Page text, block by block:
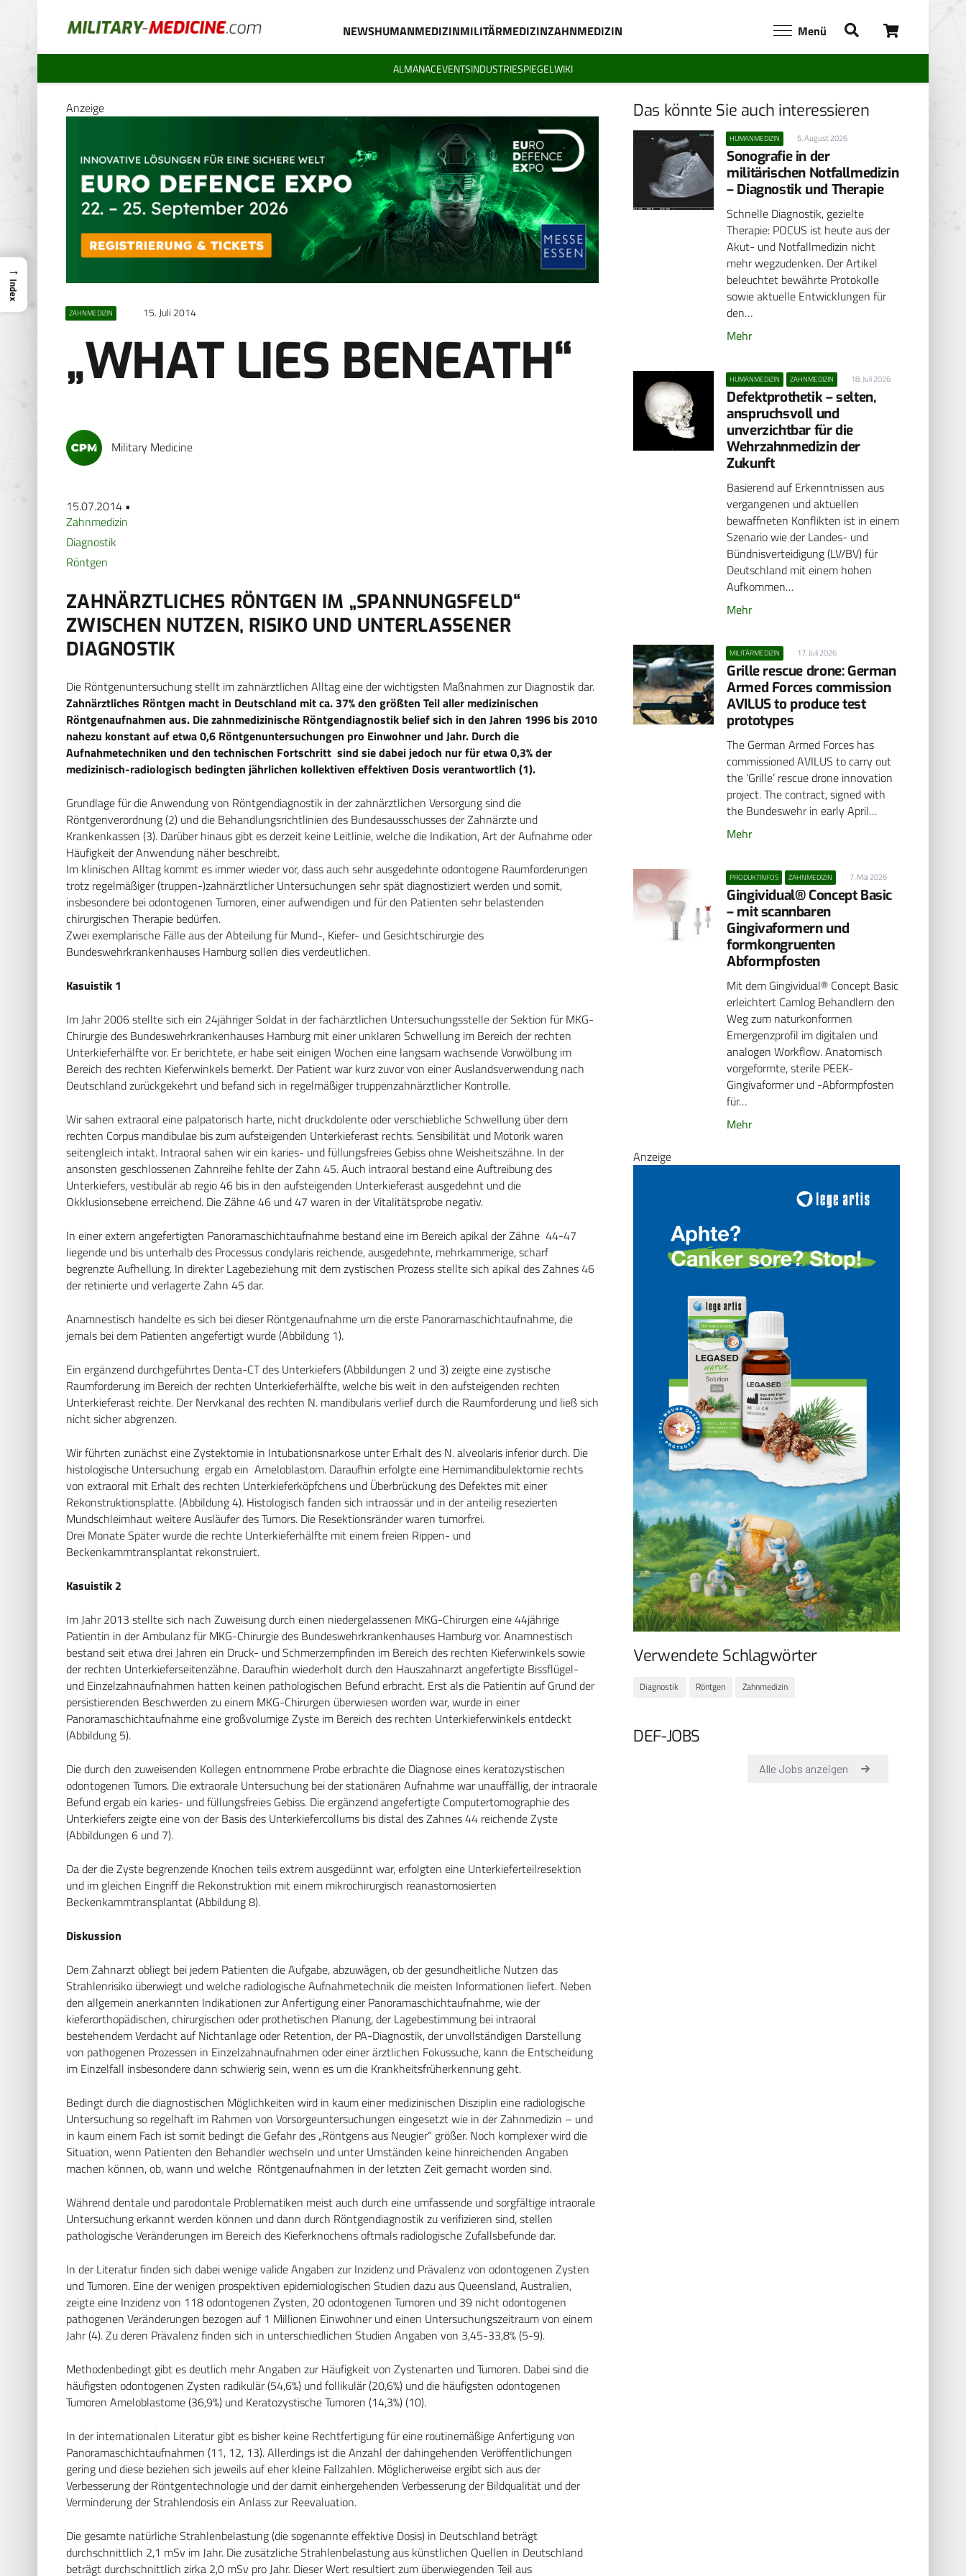
NEWSHUMANMEDIZINMILITÄRMEDIZINZAHNMEDIZIN Menü
ALMANACEVENTSINDUSTRIESPIEGELWIKI
Anzeige
ZAHNMEDIZIN 15. Juli 2014
„WHAT LIES BENEATH“
Military Medicine
15.07.2014 •
Zahnmedizin
Diagnostik
Röntgen
ZAHNÄRZTLICHES RÖNTGEN IM „SPANNUNGSFELD“
ZWISCHEN NUTZEN, RISIKO UND UNTERLASSENER
DIAGNOSTIK
Die Röntgenuntersuchung stellt im zahnärztlichen Alltag eine der wichtigsten Maßnahmen zur Diagnostik dar.
Zahnärztliches Röntgen macht in Deutschland mit ca. 37% den größten Teil aller medizinischen
Röntgenaufnahmen aus. Die zahnmedizinische Röntgendiagnostik belief sich in den Jahren 1996 bis 2010
nahezu konstant auf etwa 0,6 Röntgenuntersuchungen pro Einwohner und Jahr. Durch die
Aufnahmetechniken und den technischen Fortschritt sind sie dabei jedoch nur für etwa 0,3% der
medizinisch-radiologisch bedingten jährlichen kollektiven effektiven Dosis verantwortlich (1).
Grundlage für die Anwendung von Röntgendiagnostik in der zahnärztlichen Versorgung sind die
Röntgenverordnung (2) und die Behandlungsrichtlinien des Bundesausschusses der Zahnärzte und
Krankenkassen (3). Darüber hinaus gibt es derzeit keine Leitlinie, welche die Indikation, Art der Aufnahme oder
Häufigkeit der Anwendung näher beschreibt.
Im klinischen Alltag kommt es immer wieder vor, dass auch sehr ausgedehnte odontogene Raumforderungen
trotz regelmäßiger (truppen-)zahnärztlicher Untersuchungen sehr spät diagnostiziert werden und somit,
insbesondere bei odontogenen Tumoren, einer aufwendigen und für den Patienten sehr belastenden
chirurgischen Therapie bedürfen.
Zwei exemplarische Fälle aus der Abteilung für Mund-, Kiefer- und Gesichtschirurgie des
Bundeswehrkrankenhauses Hamburg sollen dies verdeutlichen.
Kasuistik 1
Im Jahr 2006 stellte sich ein 24jähriger Soldat in der fachärztlichen Untersuchungsstelle der Sektion für MKG-
Chirurgie des Bundeswehrkrankenhauses Hamburg mit einer unklaren Schwellung im Bereich der rechten
Unterkieferhälfte vor. Er berichtete, er habe seit einigen Wochen eine langsam wachsende Vorwölbung im
Bereich des rechten Kieferwinkels bemerkt. Der Patient war kurz zuvor von einer Auslandsverwendung nach
Deutschland zurückgekehrt und befand sich in regelmäßiger truppenzahnärztlicher Kontrolle.
Wir sahen extraoral eine palpatorisch harte, nicht druckdolente oder verschiebliche Schwellung über dem
rechten Corpus mandibulae bis zum aufsteigenden Unterkieferast rechts. Sensibilität und Motorik waren
seitengleich intakt. Intraoral sahen wir ein karies- und füllungsfreies Gebiss ohne Weisheitszähne. In der
ansonsten geschlossenen Zahnreihe fehlte der Zahn 45. Auch intraoral bestand eine Auftreibung des
Unterkiefers, vestibulär ab regio 46 bis in den aufsteigenden Unterkieferast ausgedehnt und die
Okklusionsebene erreichend. Die Zähne 46 und 47 waren in der Vitalitätsprobe negativ.
In einer extern angefertigten Panoramaschichtaufnahme bestand eine im Bereich apikal der Zähne 44-47
liegende und bis unterhalb des Processus condylaris reichende, ausgedehnte, mehrkammerige, scharf
begrenzte Aufhellung. In direkter Lagebeziehung mit dem zystischen Prozess stellte sich apikal des Zahnes 46
der retinierte und verlagerte Zahn 45 dar.
Anamnestisch handelte es sich bei dieser Röntgenaufnahme um die erste Panoramaschichtaufnahme, die
jemals bei dem Patienten angefertigt wurde (Abbildung 1).
Ein ergänzend durchgeführtes Denta-CT des Unterkiefers (Abbildungen 2 und 3) zeigte eine zystische
Raumforderung im Bereich der rechten Unterkieferhälfte, welche bis weit in den aufsteigenden rechten
Unterkieferast reichte. Der Nervkanal des rechten N. mandibularis verlief durch die Raumforderung und ließ sich
nicht sicher abgrenzen.
Wir führten zunächst eine Zystektomie in Intubationsnarkose unter Erhalt des N. alveolaris inferior durch. Die
histologische Untersuchung ergab ein Ameloblastom. Daraufhin erfolgte eine Hemimandibulektomie rechts
von extraoral mit Erhalt des rechten Unterkieferköpfchens und Überbrückung des Defektes mit einer
Rekonstruktionsplatte. (Abbildung 4). Histologisch fanden sich intraossär und in der anteilig resezierten
Mundschleimhaut weitere Ausläufer des Tumors. Die Resektionsränder waren tumorfrei.
Drei Monate Später wurde die rechte Unterkieferhälfte mit einem freien Rippen- und
Beckenkammtransplantat rekonstruiert.
Kasuistik 2
Im Jahr 2013 stellte sich nach Zuweisung durch einen niedergelassenen MKG-Chirurgen eine 44jährige
Patientin in der Ambulanz für MKG-Chirurgie des Bundeswehrkrankenhauses Hamburg vor. Anamnestisch
bestand seit etwa drei Jahren ein Druck- und Schmerzempfinden im Bereich des rechten Kieferwinkels sowie
der rechten Unterkieferseitenzähne. Daraufhin wiederholt durch den Hauszahnarzt angefertigte Bissflügel-
und Einzelzahnaufnahmen hatten keinen pathologischen Befund erbracht. Erst als die Patientin auf Grund der
persistierenden Beschwerden zu einem MKG-Chirurgen überwiesen worden war, wurde in einer
Panoramaschichtaufnahme eine großvolumige Zyste im Bereich des rechten Unterkieferwinkels entdeckt
(Abbildung 5).
Die durch den zuweisenden Kollegen entnommene Probe erbrachte die Diagnose eines keratozystischen
odontogenen Tumors. Die extraorale Untersuchung bei der stationären Aufnahme war unauffällig, der intraorale
Befund ergab ein karies- und füllungsfreies Gebiss. Die ergänzend angefertigte Computertomographie des
Unterkiefers zeigte eine von der Basis des Unterkiefercollums bis distal des Zahnes 44 reichende Zyste
(Abbildungen 6 und 7).
Da der die Zyste begrenzende Knochen teils extrem ausgedünnt war, erfolgten eine Unterkieferteilresektion
und im gleichen Eingriff die Rekonstruktion mit einem mikrochirurgisch reanastomosierten
Beckenkammtransplantat (Abbildung 8).
Diskussion
Dem Zahnarzt obliegt bei jedem Patienten die Aufgabe, abzuwägen, ob der gesundheitliche Nutzen das
Strahlenrisiko überwiegt und welche radiologische Aufnahmetechnik die meisten Informationen liefert. Neben
den allgemein anerkannten Indikationen zur Anfertigung einer Panoramaschichtaufnahme, wie der
kieferorthopädischen, chirurgischen oder prothetischen Planung, der Lagebestimmung bei intraoral
bestehendem Verdacht auf Nichtanlage oder Retention, der PA-Diagnostik, der unvollständigen Darstellung
von pathogenen Prozessen in Einzelzahnaufnahmen oder einer ärztlichen Fokussuche, kann die Entscheidung
im Einzelfall insbesondere dann schwierig sein, wenn es um die Krankheitsfrüherkennung geht.
Bedingt durch die diagnostischen Möglichkeiten wird in kaum einer medizinischen Disziplin eine radiologische
Untersuchung so regelhaft im Rahmen von Vorsorgeuntersuchungen eingesetzt wie in der Zahnmedizin – und
in kaum einem Fach ist somit bedingt die Gefahr des „Röntgens aus Neugier“ größer. Noch komplexer wird die
Situation, wenn Patienten den Behandler wechseln und unter Umständen keine hinreichenden Angaben
machen können, ob, wann und welche Röntgenaufnahmen in der letzten Zeit gemacht worden sind.
Während dentale und parodontale Problematiken meist auch durch eine umfassende und sorgfältige intraorale
Untersuchung erkannt werden können und dann durch Röntgendiagnostik zu verifizieren sind, stellen
pathologische Veränderungen im Bereich des Kieferknochens oftmals radiologische Zufallsbefunde dar.
In der Literatur finden sich dabei wenige valide Angaben zur Inzidenz und Prävalenz von odontogenen Zysten
und Tumoren. Eine der wenigen prospektiven epidemiologischen Studien dazu aus Queensland, Australien,
zeigte eine Inzidenz von 118 odontogenen Zysten, 20 odontogenen Tumoren und 39 nicht odontogenen
pathogenen Veränderungen bezogen auf 1 Millionen Einwohner und einen Untersuchungszeitraum von einem
Jahr (4). Zu deren Prävalenz finden sich in unterschiedlichen Studien Angaben von 3,45-33,8% (5-9).
Methodenbedingt gibt es deutlich mehr Angaben zur Häufigkeit von Zystenarten und Tumoren. Dabei sind die
häufigsten odontogenen Zysten radikulär (54,6%) und follikulär (20,6%) und die häufigsten odontogenen
Tumoren Ameloblastome (36,9%) und Keratozystische Tumoren (14,3%) (10).
In der internationalen Literatur gibt es bisher keine Rechtfertigung für eine routinemäßige Anfertigung von
Panoramaschichtaufnahmen (11, 12, 13). Allerdings ist die Anzahl der dahingehenden Veröffentlichungen
gering und diese beziehen sich jeweils auf eher kleine Fallzahlen. Möglicherweise ergibt sich aus der
Verbesserung der Röntgentechnologie und der damit einhergehenden Verbesserung der Bildqualität und der
Verminderung der Strahlendosis ein Anlass zur Reevaluation.
Die gesamte natürliche Strahlenbelastung (die sogenannte effektive Dosis) in Deutschland beträgt
durchschnittlich 2,1 mSv im Jahr. Die zusätzliche Strahlenbelastung aus künstlichen Quellen in Deutschland
beträgt durchschnittlich zirka 2,0 mSv pro Jahr. Dieser Wert resultiert zum überwiegenden Teil aus
Das könnte Sie auch interessieren
HUMANMEDIZIN 5. August 2026
Sonografie in der
militärischen Notfallmedizin
– Diagnostik und Therapie
Schnelle Diagnostik, gezielte
Therapie: POCUS ist heute aus der
Akut- und Notfallmedizin nicht
mehr wegzudenken. Der Artikel
beleuchtet bewährte Protokolle
sowie aktuelle Entwicklungen für
den…
Mehr
HUMANMEDIZIN ZAHNMEDIZIN 18. Juli 2026
Defektprothetik – selten,
anspruchsvoll und
unverzichtbar für die
Wehrzahnmedizin der
Zukunft
Basierend auf Erkenntnissen aus
vergangenen und aktuellen
bewaffneten Konflikten ist in einem
Szenario wie der Landes- und
Bündnisverteidigung (LV/BV) für
Deutschland mit einem hohen
Aufkommen…
Mehr
MILITÄRMEDIZIN 17. Juli 2026
Grille rescue drone: German
Armed Forces commission
AVILUS to produce test
prototypes
The German Armed Forces has
commissioned AVILUS to carry out
the ‘Grille’ rescue drone innovation
project. The contract, signed with
the Bundeswehr in early April…
Mehr
PRODUKTINFOS ZAHNMEDIZIN 7. Mai 2026
Gingividual® Concept Basic
– mit scannbaren
Gingivaformern und
formkongruenten
Abformpfosten
Mit dem Gingividual® Concept Basic
erleichtert Camlog Behandlern den
Weg zum naturkonformen
Emergenzprofil im digitalen und
analogen Workflow. Anatomisch
vorgeformte, sterile PEEK-
Gingivaformer und -Abformpfosten
für…
Mehr
Anzeige
Verwendete Schlagwörter
Diagnostik Röntgen Zahnmedizin
DEF-JOBS
→
Index